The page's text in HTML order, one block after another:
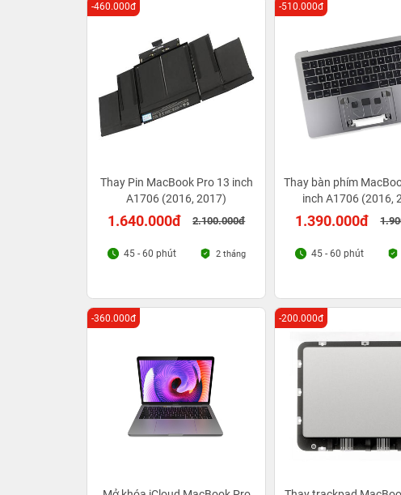
Thay Pin MacBook Pro 13 inch
A1706 (2016, 2017)
1.640.000đ 2.100.000đ
-460.000đ
45 - 60 phút 2 tháng
Thay bàn phím
inch A1706 (2016,
1.390.000đ
-510.000đ
45 - 60 phút
-360.000đ -200.000đ